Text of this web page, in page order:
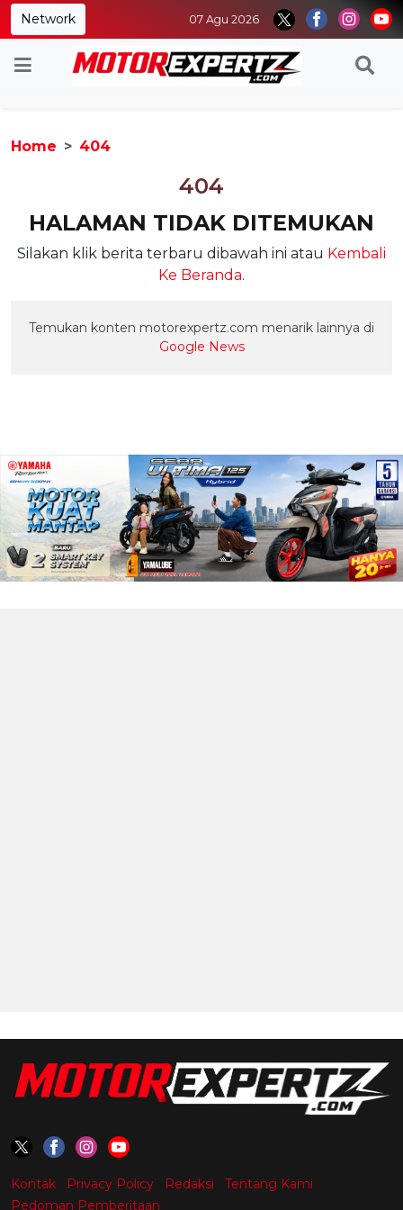
Network 07 Agu 2026
Home 404
404
HALAMAN TIDAK DITEMUKAN
Silakan klik berita terbaru dibawah ini atau Kembali
Ke Beranda.
Temukan konten motorexpertz.com menarik lainnya di
Google News
Kontak Privacy Policy Redaksi
Tentang Kami
Pedoman Pemberitaan